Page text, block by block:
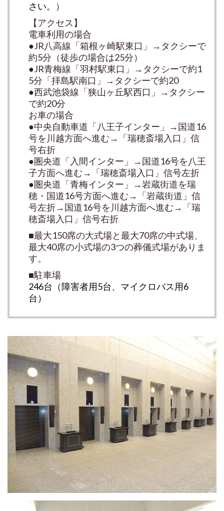
さい。
）
【アクセス】
電車利用の場合
●JR八高線「箱根ヶ崎駅東口」→タクシーで
約5分（徒歩の場合は25分）
●JR青梅線「羽村駅東口」→タクシーで約1
5分「拝島駅南口」→タクシーで約20
●西武池袋線「狭山ヶ丘駅西口」→タクシー
で約20分
お車の場合
●中央自動車道「八王子インター」→国道16
号を川越方面へ進む→「瑞穂斎場入口」信
号右折
●圏央道「入間インター」→国道16号を八王
子方面へ進む→「瑞穂斎場入口」信号左折
●圏央道「青梅インター」→岩蔵街道を瑞
穂・国道16号方面へ進む→「岩蔵街道」信
号左折→国道16号を川越方面へ進む→「瑞
穂斎場入口」信号右折
■最大150席の大式場と最大70席の中式場、
最大40席の小式場の3つの葬儀式場がありま
す。
■駐車場
246台（障害者用5台、マイクロバス用6
台）